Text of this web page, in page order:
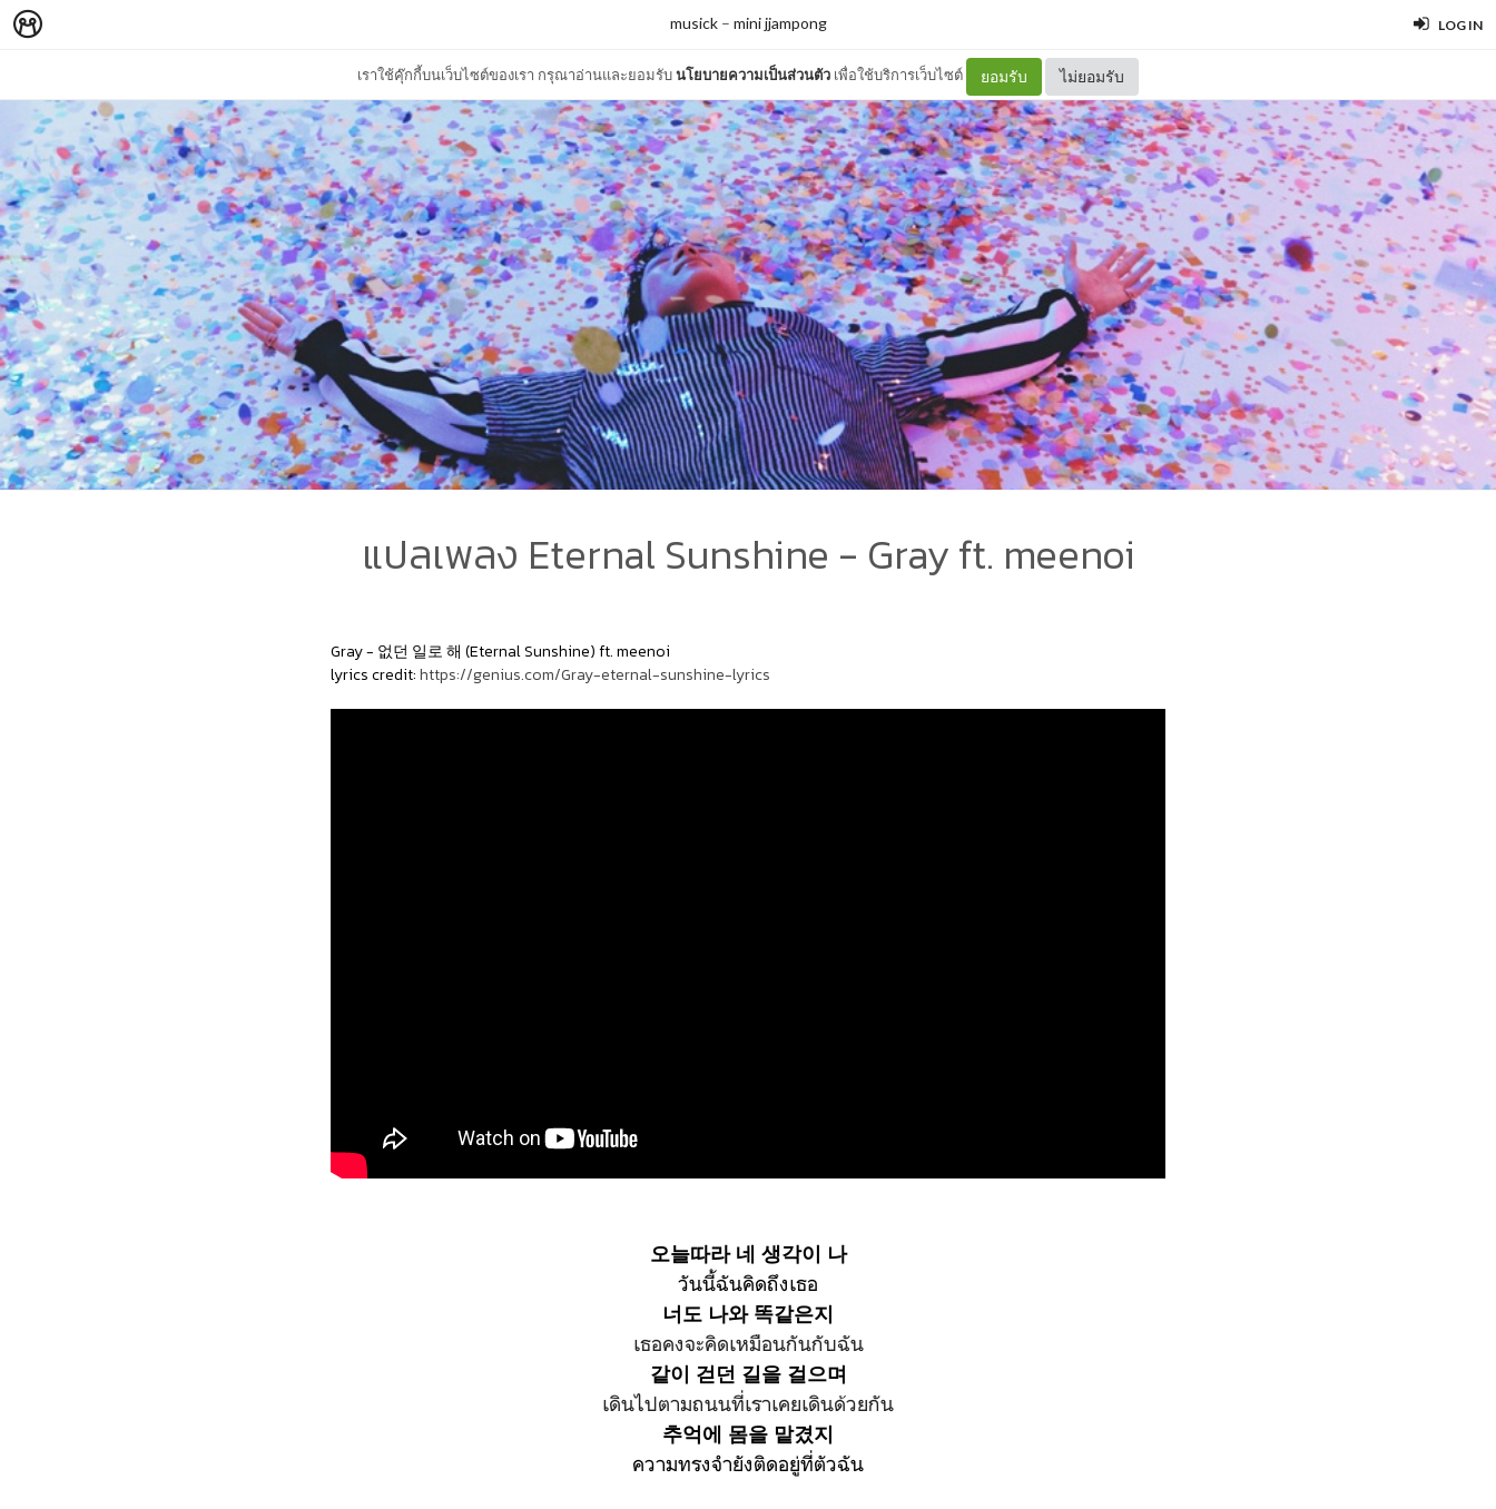
LOG IN
เราใช้คุ๊กกี้บนเว็บไซต์ของเรา กรุณาอ่านและยอมรับนโยบายความเป็นส่วนตัว เพื่อใช้บริการเว็บไซต์ ยอมรับ ไม่ยอมรับ
musick– mini jjampong
แปลเพลง Eternal Sunshine - Gray ft. meenoi
Gray - 없던 일로 해 (Eternal Sunshine) ft. meenoi
lyrics credit:https://genius.com/Gray-eternal-sunshine-lyrics
오늘따라 네 생각이 나
วันนี้ฉันคิดถึงเธอ
너도 나와 똑같은지
เธอคงจะคิดเหมือนกันกับฉัน
같이 걷던 길을 걸으며
เดินไปตามถนนที่เราเคยเดินด้วยกัน
추억에 몸을 맡겼지
ความทรงจำยังติดอยู่ที่ตัวฉัน